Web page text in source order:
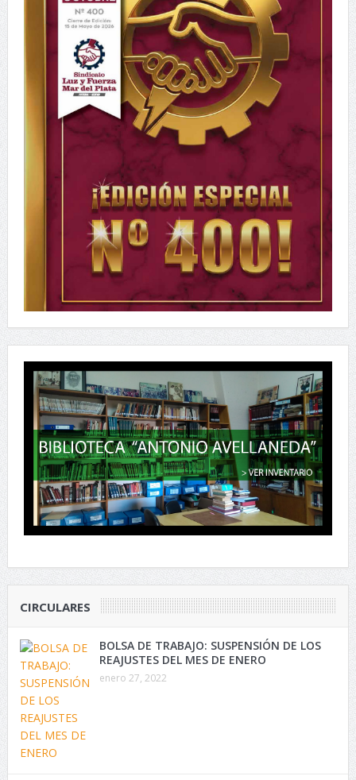
CIRCULARES
BOLSA DE TRABAJO: SUSPENSIÓN DE LOS
REAJUSTES DEL MES DE ENERO
enero 27, 2022